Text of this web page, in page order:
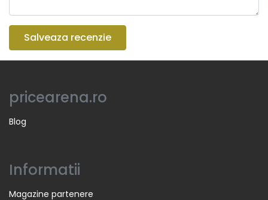
Salveaza recenzie
pricearena.ro
Blog
Informatii
Magazine partenere